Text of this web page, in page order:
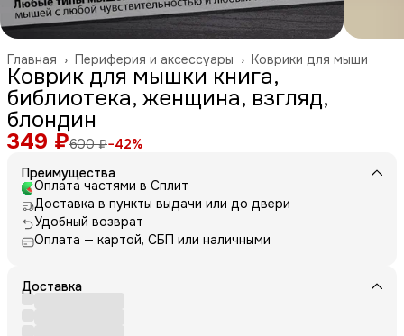
Коврики для мыши
Периферия и аксессуары ›
Главная ›
Коврик для мышки книга,
библиотека, женщина, взгляд,
блондин
349 ₽600 ₽−42%
Преимущества
Оплата частями в Сплит
Доставка в пункты выдачи или до двери
Удобный возврат
Оплата — картой, СБП или наличными
Доставка